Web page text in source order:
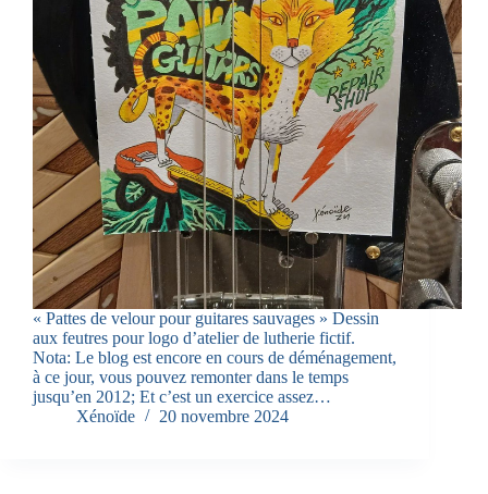
« Pattes de velour pour guitares sauvages » Dessin
aux feutres pour logo d’atelier de lutherie fictif.
Nota: Le blog est encore en cours de déménagement,
à ce jour, vous pouvez remonter dans le temps
jusqu’en 2012; Et c’est un exercice assez…
Xénoïde
20 novembre 2024